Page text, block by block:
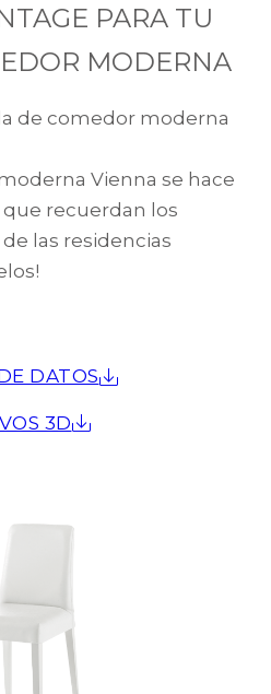
PARA TU
MODERNA
de comedor moderna
Vienna se hace
que recuerdan los
las residencias
DATOS
3D